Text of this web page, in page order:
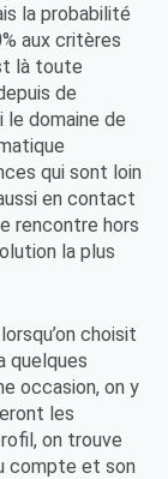
la probabilité
aux critères
là toute
de
le domaine de
qui sont loin
en contact
rencontre hors
la plus
choisit
quelques
occasion, on y
les
on trouve
compte et son